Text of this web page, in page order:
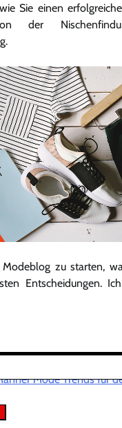
Sie einen
der
Modeblog zu starten,
Entscheidungen.